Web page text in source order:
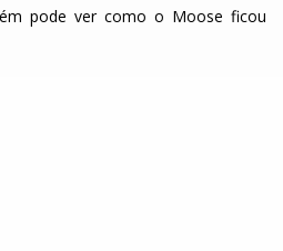
pode ver como o Moose ficou